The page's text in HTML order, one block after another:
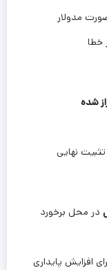
مدولار
خطا
شده
نهایی
در محل برخورد
افزایش پایداری